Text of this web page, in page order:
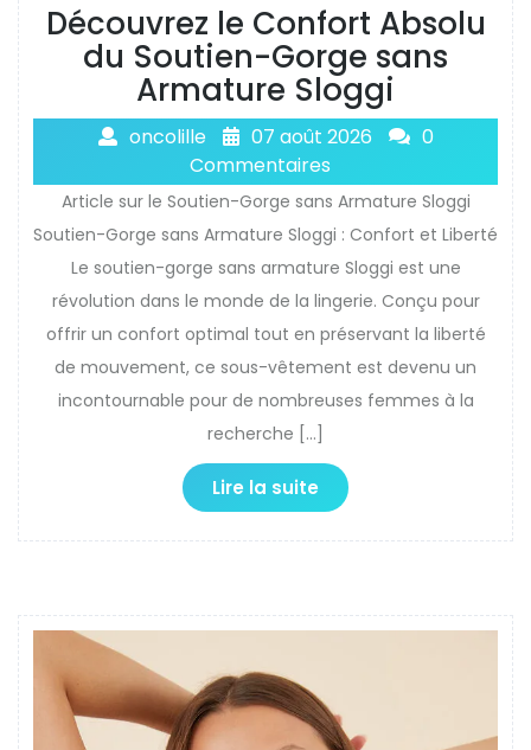
Découvrez le Confort Absolu
du Soutien-Gorge sans
Armature Sloggi
oncolille 07 août 2026
0
Commentaires
Article sur le Soutien-Gorge sans Armature Sloggi
Soutien-Gorge sans Armature Sloggi : Confort et Liberté
Le soutien-gorge sans armature Sloggi est une
révolution dans le monde de la lingerie. Conçu pour
offrir un confort optimal tout en préservant la liberté
de mouvement, ce sous-vêtement est devenu un
incontournable pour de nombreuses femmes à la
recherche […]
Lire la suite